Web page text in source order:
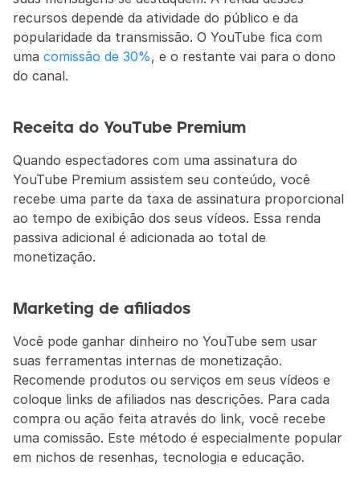
recursos depende da atividade do público e da
popularidade da transmissão. O YouTube fica com
uma comissão de 30%, e o restante vai para o dono
do canal.
Receita do YouTube Premium
Quando espectadores com uma assinatura do
YouTube Premium assistem seu conteúdo, você
recebe uma parte da taxa de assinatura proporcional
ao tempo de exibição dos seus vídeos. Essa renda
passiva adicional é adicionada ao total de
monetização.
Marketing de afiliados
Você pode ganhar dinheiro no YouTube sem usar
suas ferramentas internas de monetização.
Recomende produtos ou serviços em seus vídeos e
coloque links de afiliados nas descrições. Para cada
compra ou ação feita através do link, você recebe
uma comissão. Este método é especialmente popular
em nichos de resenhas, tecnologia e educação.